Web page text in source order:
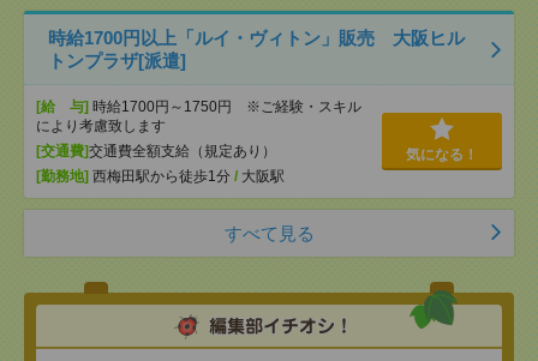
時給1700円以上「ルイ・ヴィトン」販売 大阪ヒル
トンプラザ[派遣]
[給 与] 時給1700円～1750円 ※ご経験・スキル
により考慮致します
[交通費]交通費全額支給（規定あり）
[勤務地] 西梅田駅から徒歩1分 / 大阪駅
気になる！
すべて見る